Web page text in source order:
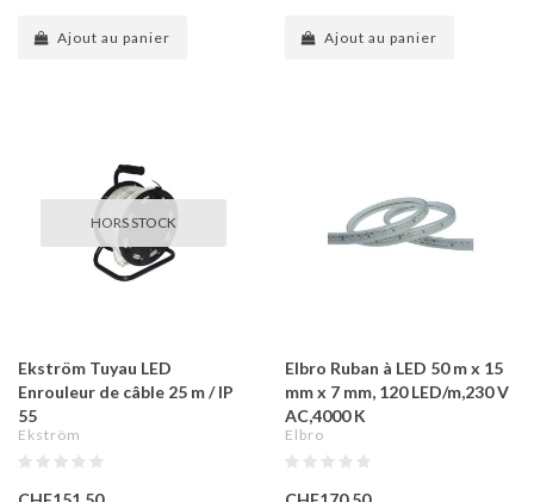
Ajout au panier Ajout au panier
HORS STOCK
Ekström Tuyau LED
Enrouleur de câble 25 m / IP
55
Ekström
Elbro Ruban à LED 50 m x 15
mm x 7 mm, 120 LED/m,230 V
AC,4000 K
Elbro